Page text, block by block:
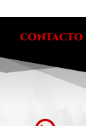
CONTACTO